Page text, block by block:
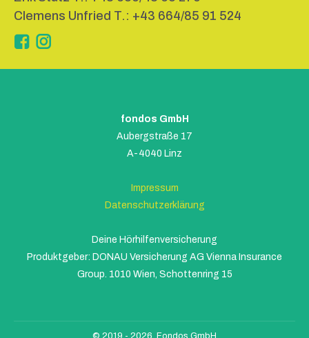
Clemens Unfried T.: +43 664/85 91 524
Instagram
fondos GmbH
Aubergstraße 17
A-4040 Linz
Impressum
Datenschutzerklärung
Deine Hörhilfenversicherung
Produktgeber: DONAU Versicherung AG Vienna Insurance
Group. 1010 Wien, Schottenring 15
© 2019 - 2026. Fondos GmbH